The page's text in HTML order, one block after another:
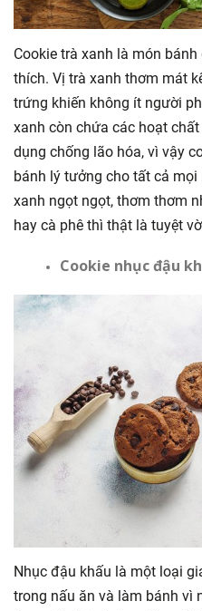
Cookie trà xanh là món
thích. Vị trà xanh thơm mát
trứng khiến không ít người
xanh còn chứa các hoạt
dụng chống lão hóa, vì vậy
bánh lý tưởng cho tất cả
xanh ngọt ngọt, thơm thơm
hay cà phê thì thật là tuyệt
Cookie nhục đậu
Nhục đậu khấu là một loại
trong nấu ăn và làm bánh vì